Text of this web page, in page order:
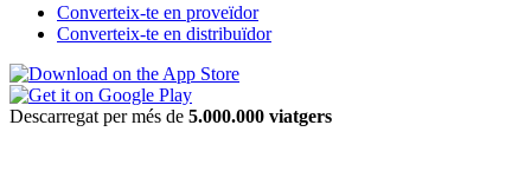
Converteix-te en proveïdor
Converteix-te en distribuïdor
Descarregat per més de 5.000.000 viatgers